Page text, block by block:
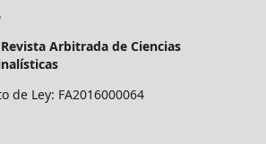
Arbitrada de Ciencias
de Ley: FA2016000064